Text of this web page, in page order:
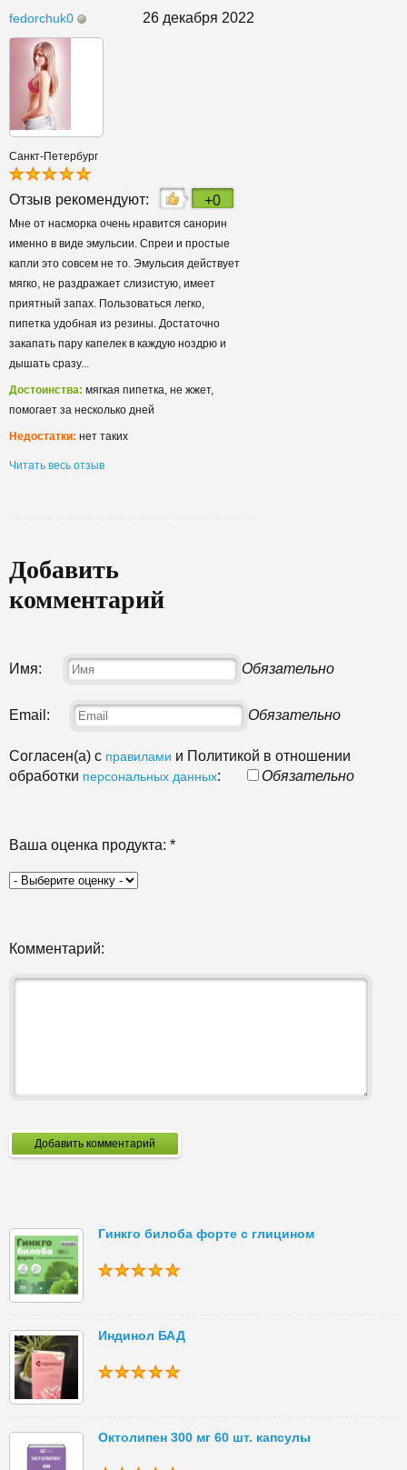
fedorchuk0 26 декабря 2022
Санкт-Петербург
Отзыв рекомендуют: +0
Мне от насморка очень нравится санорин
именно в виде эмульсии. Спреи и простые
капли это совсем не то. Эмульсия действует
мягко, не раздражает слизистую, имеет
приятный запах. Пользоваться легко,
пипетка удобная из резины. Достаточно
закапать пару капелек в каждую ноздрю и
дышать сразу...
Достоинства: мягкая пипетка, не жжет,
помогает за несколько дней
Недостатки: нет таких
Читать весь отзыв
Добавить
комментарий
Имя: Обязательно
Email: Обязательно
Согласен(а) с правилами и Политикой в отношении
обработки персональных данных: Обязательно
Ваша оценка продукта: *
Комментарий:
Добавить комментарий
Гинкго билоба форте с глицином
Индинол БАД
Октолипен 300 мг 60 шт. капсулы